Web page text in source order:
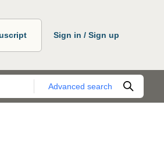
Sign in / Sign up
Advanced search